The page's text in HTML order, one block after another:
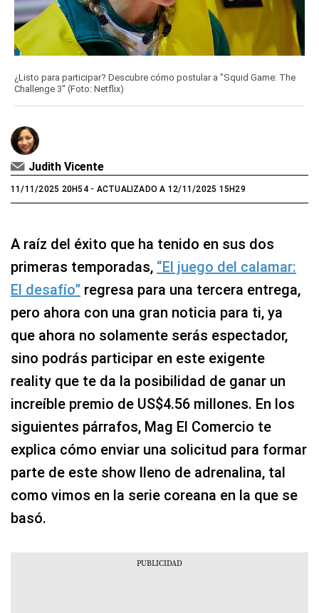
¿Listo para participar? Descubre cómo postular a "Squid Game: The
Challenge 3" (Foto: Netflix)
Judith Vicente
11/11/2025 20H54- ACTUALIZADO A 12/11/2025 15H29
A raíz del éxito que ha tenido en sus dos
primeras temporadas, “El juego del calamar:
El desafío” regresa para una tercera entrega,
pero ahora con una gran noticia para ti, ya
que ahora no solamente serás espectador,
sino podrás participar en este exigente
reality que te da la posibilidad de ganar un
increíble premio de US$4.56 millones. En los
siguientes párrafos, Mag El Comercio te
explica cómo enviar una solicitud para formar
parte de este show lleno de adrenalina, tal
como vimos en la serie coreana en la que se
basó.